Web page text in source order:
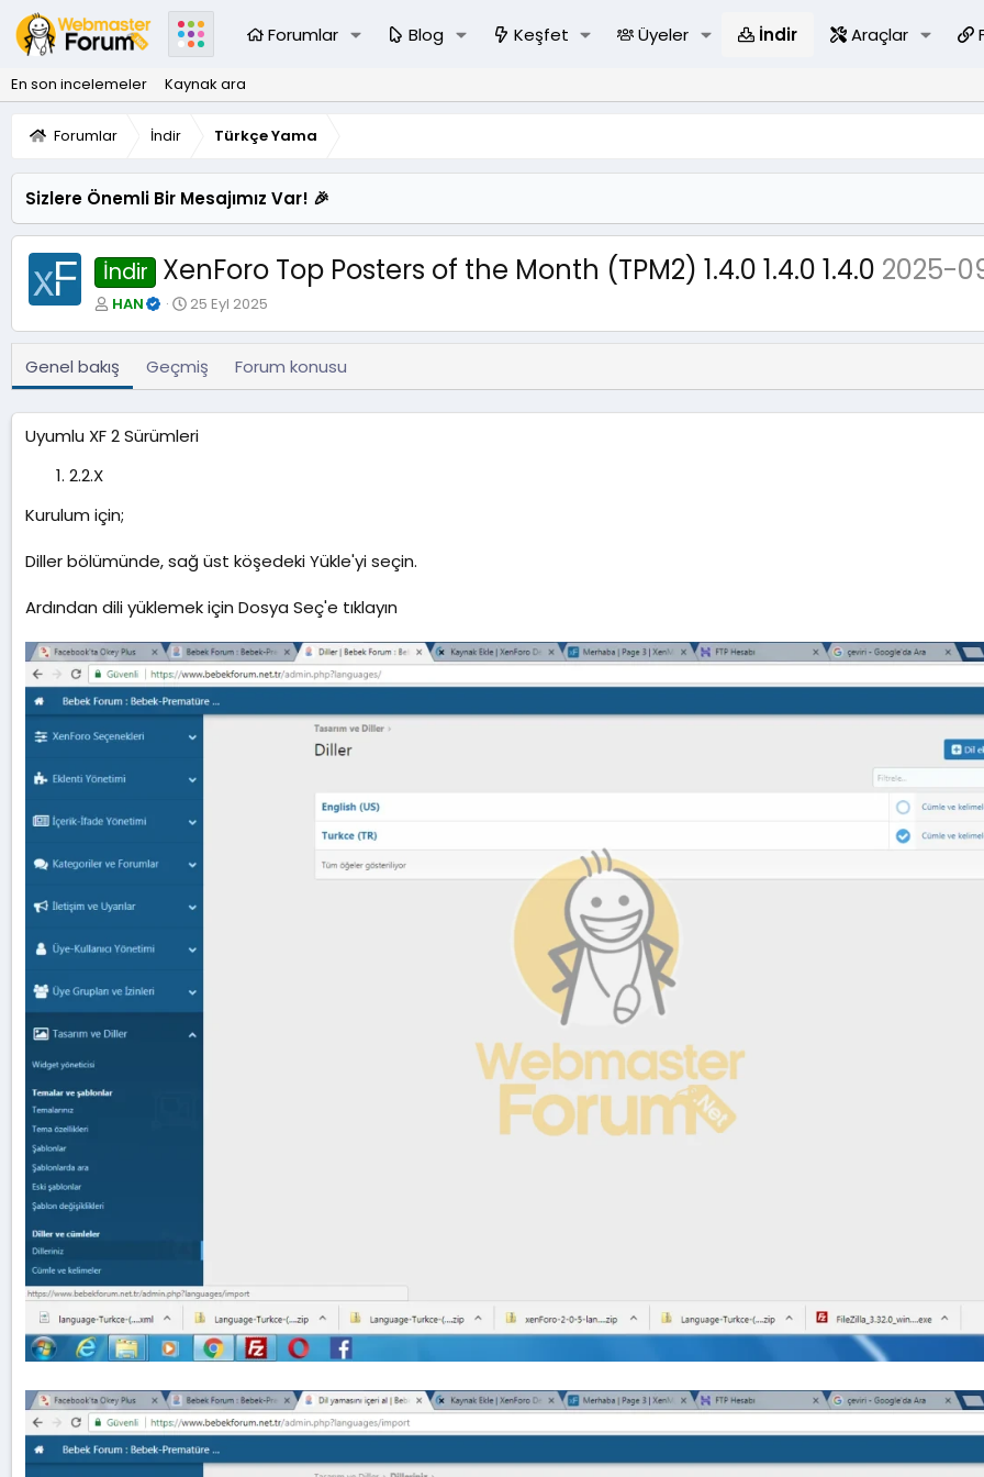
Forumlar Blog Keşfet Üyeler İndir Araçlar
En son incelemeler Kaynak ara
Forumlar İndir Türkçe Yama
Sizlere Önemli Bir Mesajımız Var! 🎉
İndir XenForo Top Posters of the Month (TPM2) 1.4.0 1.4.0 1.4.0 2025-
Y
a
r
HAN
O
ş
u
r
h
i
25 Eyl 2025
Genel bakış Geçmiş Forum konusu
Uyumlu XF 2 Sürümleri
2.2.X
Kurulum için;
Diller bölümünde, sağ üst köşedeki Yükle'yi seçin.
Ardından dili yüklemek için Dosya Seç'e tıklayın